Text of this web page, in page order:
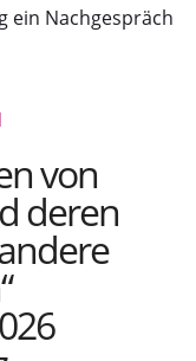
ein Nachgespräch
von
deren